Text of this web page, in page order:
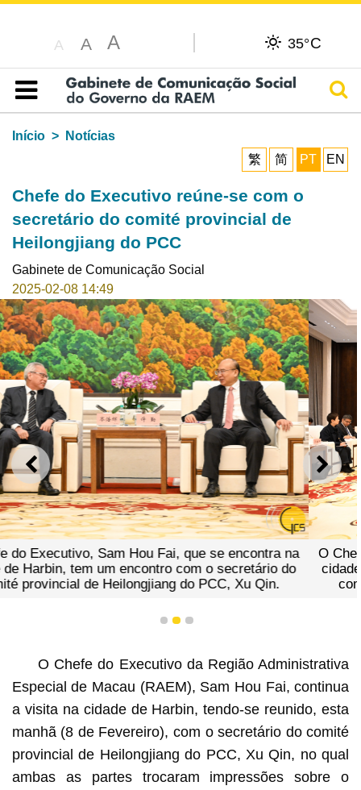
A A A 35°C
Índice
Início
Notícias
繁
简 PT EN
Chefe do Executivo reúne-se com o
secretário do comité provincial de
Heilongjiang do PCC
Gabinete de Comunicação Social
2025-02-08 14:49
ANTERIOR
na
do
O Chefe do Executivo, Sam Hou Fai, que se
cidade de Harbin, tem um encontro com o
comité provincial de Heilongjiang do PCC, Xu
1 2 3
O Chefe do Executivo da Região Administrativa
Especial de Macau (RAEM), Sam Hou Fai, continua
a visita na cidade de Harbin, tendo-se reunido, esta
manhã (8 de Fevereiro), com o secretário do comité
provincial de Heilongjiang do PCC, Xu Qin, no qual
ambas as partes trocaram impressões sobre o